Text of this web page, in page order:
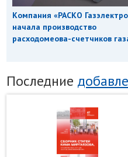
Компания «РАСКО
начала производство
расходомеова-счетчиков
Последние